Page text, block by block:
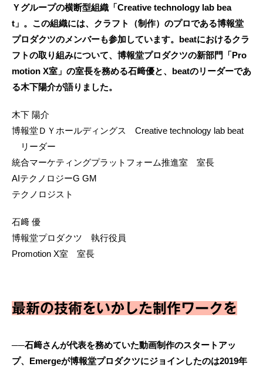
Ｙグループの横断型組織「Creative technology lab bea
t」。この組織には、クラフト（制作）のプロである博報堂
プロダクツのメンバーも参加しています。beatにおけるクラ
フトの取り組みについて、博報堂プロダクツの新部門「Pro
motion X室」の室長を務める石﨑優と、beatのリーダーであ
る木下陽介が語りました。
木下 陽介
博報堂ＤＹホールディングス Creative technology lab beat
リーダー
統合マーケティングプラットフォーム推進室 室長
AIテクノロジーG GM
テクノロジスト
石﨑 優
博報堂プロダクツ 執行役員
Promotion X室 室長
最新の技術をいかした制作ワークを
──石﨑さんが代表を務めていた動画制作のスタートアッ
プ、Emergeが博報堂プロダクツにジョインしたのは2019年